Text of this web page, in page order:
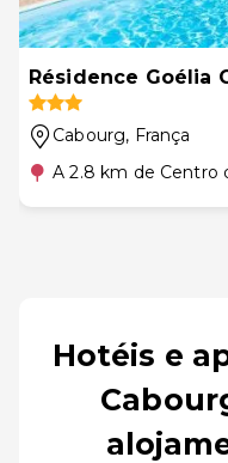
Résidence Goélia
Cabourg, França
A 2.8 km de Centro
Hotéis e